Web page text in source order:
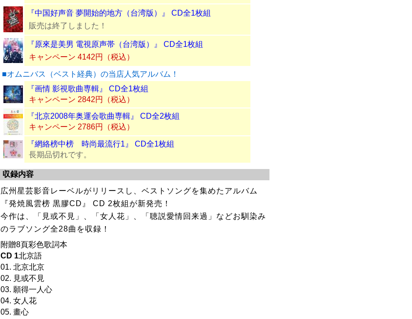
『中国好声音 夢開始的地方（台湾版）』 CD全1枚組
販売は終了しました！
『原來是美男 電視原声帯（台湾版）』 CD全1枚組
キャンペーン 4142円（税込）
■オムニバス（ベスト経典）の当店人気アルバム！
『画情 影視歌曲専輯』 CD全1枚組
キャンペーン 2842円（税込）
『北京2008年奥運会歌曲専輯』 CD全2枚組
キャンペーン 2786円（税込）
『網絡榜中榜 時尚最流行1』 CD全1枚組
長期品切れです。
収録内容
広州星芸影音レーベルがリリースし、ベストソングを集めたアルバム
『発焼風雲榜 黒膠CD』 CD 2枚組が新発売！
今作は、「見或不見」、「女人花」、「聴説愛情回来過」などお馴染み
のラブソング全28曲を収録！
附贈8頁彩色歌詞本
CD 1北京語
01. 北京北京
02. 見或不見
03. 願得一人心
04. 女人花
05. 畫心